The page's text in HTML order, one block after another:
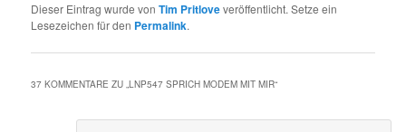
Dieser Eintrag wurde vonTim Pritloveveröffentlicht. Setze ein
Lesezeichen für den Permalink.
37 KOMMENTARE ZU „LNP547 SPRICH MODEM MIT MIR“